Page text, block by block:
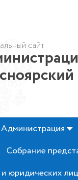
сайт
Администрация
Собрание
юридических лиц